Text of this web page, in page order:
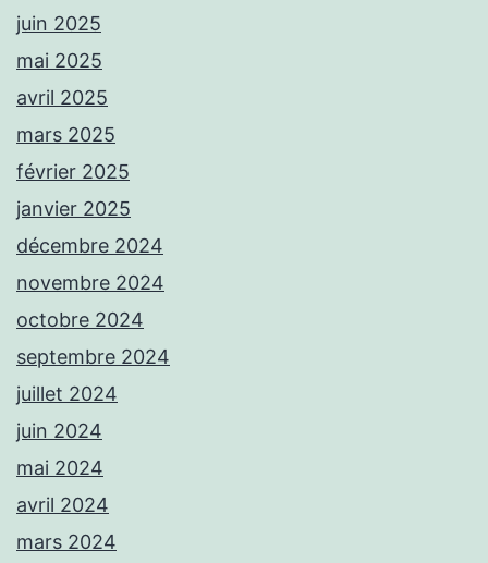
juin 2025
mai 2025
avril 2025
mars 2025
février 2025
janvier 2025
décembre 2024
novembre 2024
octobre 2024
septembre 2024
juillet 2024
juin 2024
mai 2024
avril 2024
mars 2024